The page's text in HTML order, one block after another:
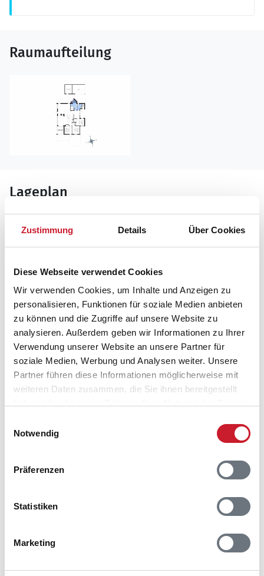
Zustimmung Details Über Cookies
Diese Webseite verwendet Cookies
Wir verwenden Cookies, um Inhalte und Anzeigen zu
personalisieren, Funktionen für soziale Medien anbieten
zu können und die Zugriffe auf unsere Website zu
analysieren. Außerdem geben wir Informationen zu Ihrer
Verwendung unserer Website an unsere Partner für
soziale Medien, Werbung und Analysen weiter. Unsere
Partner führen diese Informationen möglicherweise mit
weiteren Daten zusammen, die Sie ihnen bereitgestellt
Notwendig
Präferenzen
Statistiken
Marketing
Raumaufteilung
Lageplan
Ferienhaus LK1279
Bræmmen 8
9480 Løkken